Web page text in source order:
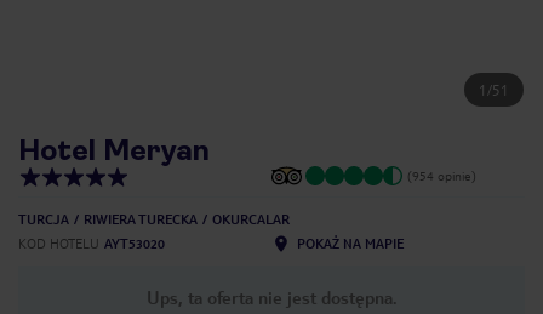
1 /51
Hotel Meryan
(954 opinie)
TURCJA RIWIERA TURECKA
OKURCALAR
KOD HOTELU AYT53020 POKAŻ NA MAPIE
Ups, ta oferta nie jest dostępna.